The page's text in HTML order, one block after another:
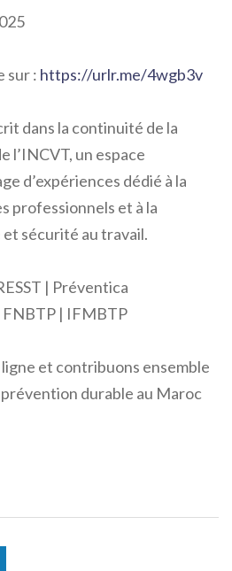
sur : https://urlr.me/4wgb3v
dans la continuité de la
l’INCVT, un espace
d’expériences dédié à la
professionnels et à la
sécurité au travail.
| Préventica
| IFMBTP
et contribuons ensemble
durable au Maroc